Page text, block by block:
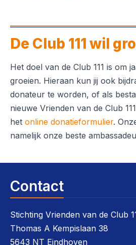
De Club 111 wil
Het doel van de Club 111 is om
groeien. Hieraan kun jij ook
donateur te worden, of als
nieuwe Vrienden van de Club
het online donatieformulier.
namelijk onze beste
Contact
Stichting Vrienden van de Club
Thomas A Kempislaan 38
5643 NT Eindhoven